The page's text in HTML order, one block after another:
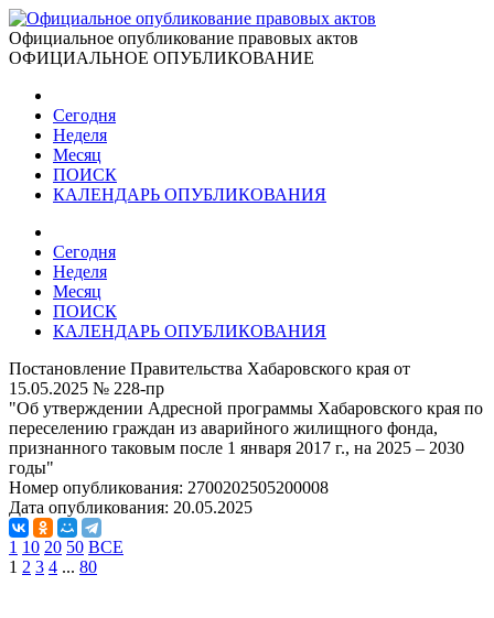
Официальное опубликование правовых актов
ОФИЦИАЛЬНОЕ ОПУБЛИКОВАНИЕ
Сегодня
Неделя
Месяц
ПОИСК
КАЛЕНДАРЬ ОПУБЛИКОВАНИЯ
Сегодня
Неделя
Месяц
ПОИСК
КАЛЕНДАРЬ ОПУБЛИКОВАНИЯ
Постановление Правительства Хабаровского края от
15.05.2025 № 228-пр
"Об утверждении Адресной программы Хабаровского края по
переселению граждан из аварийного жилищного фонда,
признанного таковым после 1 января 2017 г., на 2025 – 2030
годы"
Номер опубликования: 2700202505200008
Дата опубликования: 20.05.2025
1 10 20 50 ВСЕ
1 2 3 4 ... 80